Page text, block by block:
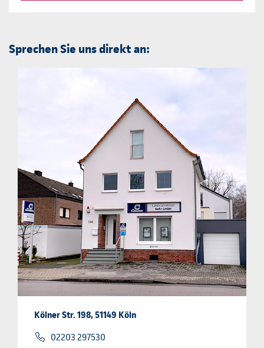
Sprechen Sie uns direkt an:
Kölner Str. 198, 51149 Köln
02203 297530